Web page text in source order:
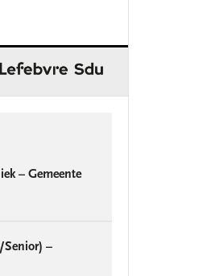
– Gemeente
Senior) –